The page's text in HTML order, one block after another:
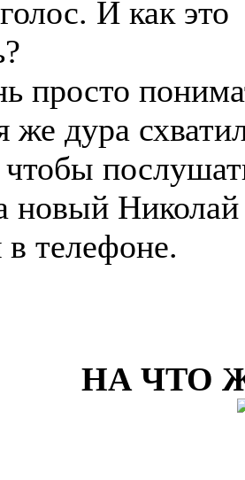
И как это
просто
же дура
новый
в телефоне.
НА ЧТО